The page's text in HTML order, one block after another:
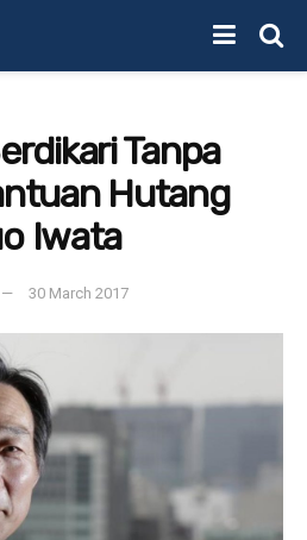
Tanpa
Hutang
Iwata
30 March 2017